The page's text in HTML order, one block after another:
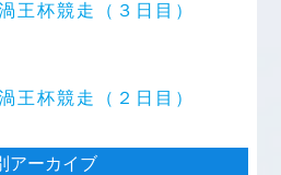
王杯競走（３日目）
王杯競走（２日目）
アーカイブ